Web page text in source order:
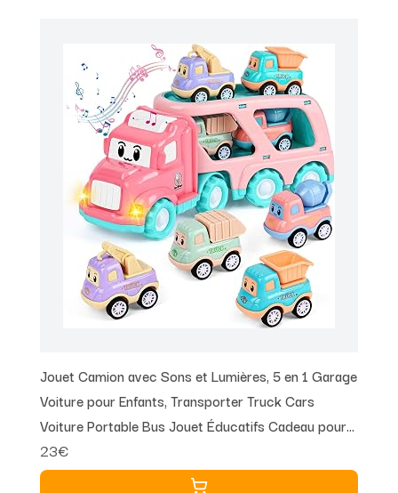
Jouet Camion avec Sons et Lumières, 5 en 1 Garage
Voiture pour Enfants, Transporter Truck Cars
Voiture Portable Bus Jouet Éducatifs Cadeau pour
Enfants 3-5 Ans Garçons Filles
23€